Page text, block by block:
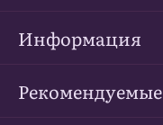
Информация
Рекомендуемые